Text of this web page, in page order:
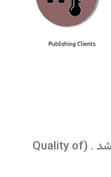
نیز میباشد . (Quality of